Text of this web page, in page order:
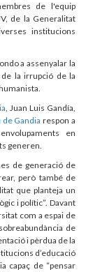
de l'equip
de la Generalitat
institucions
a assenyalar la
la irrupció de la
, Juan Luis Gandía,
Gandia respon a
en
generen.
de generació de
però també de
que planteja un
i polític”. Davant
com a espai de
de
i pèrdua de la
d’educació
capaç de “pensar